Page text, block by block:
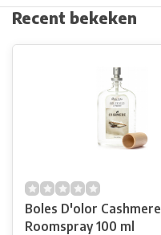
Recent bekeken
Boles D'olor Cashmere
Roomspray 100 ml